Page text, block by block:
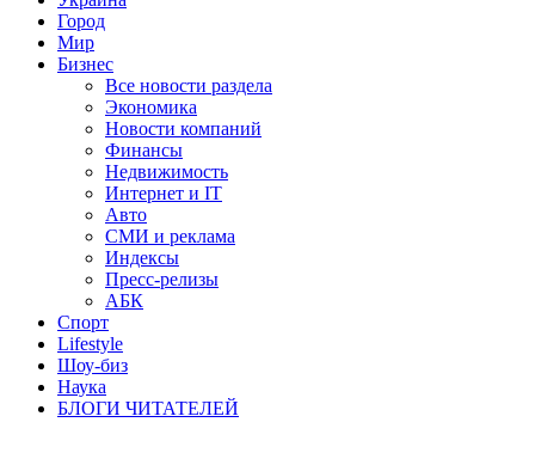
Город
Мир
Бизнес
Все новости раздела
Экономика
Новости компаний
Финансы
Недвижимость
Интернет и IT
Авто
СМИ и реклама
Индексы
Пресс-релизы
АБК
Спорт
Lifestyle
Шоу-биз
Наука
БЛОГИ ЧИТАТЕЛЕЙ